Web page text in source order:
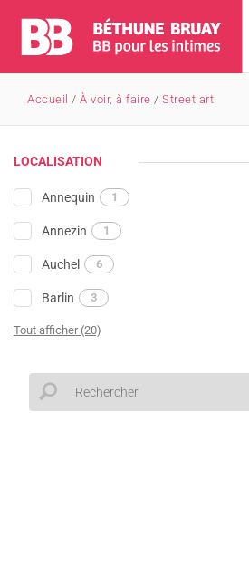
Accueil / À voir, à faire / Street art
LOCALISATION
Annequin 1
Annezin 1
Auchel 6
Barlin 3
Tout afficher (20)